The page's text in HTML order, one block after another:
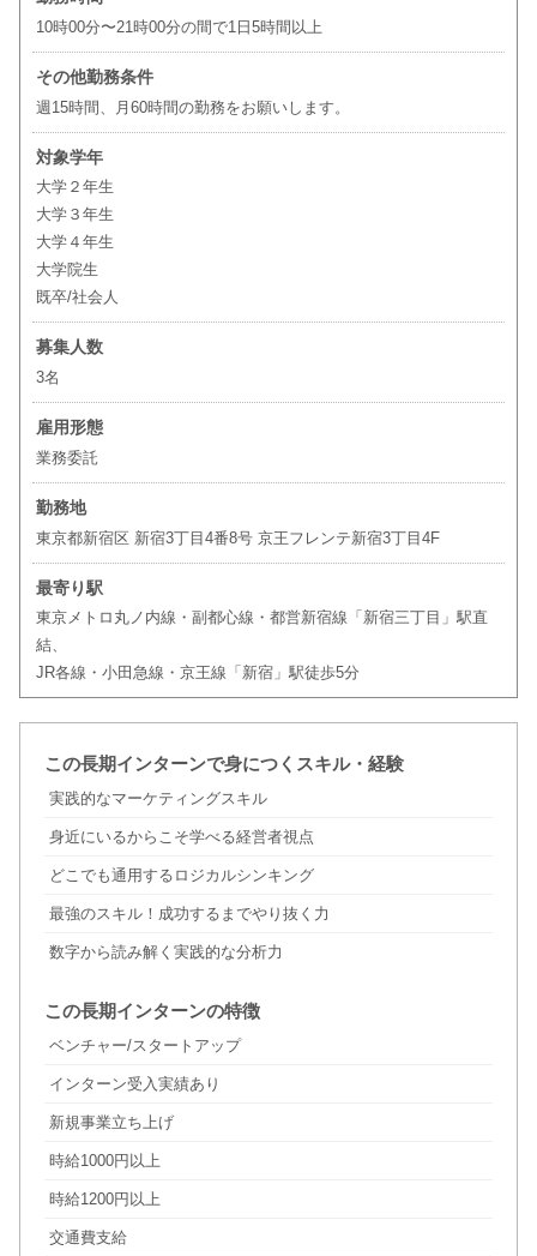
10時00分〜21時00分の間で1日5時間以上
その他勤務条件
週15時間、月60時間の勤務をお願いします。
対象学年
大学２年生
大学３年生
大学４年生
大学院生
既卒/社会人
募集人数
3名
雇用形態
業務委託
勤務地
東京都新宿区 新宿3丁目4番8号 京王フレンテ新宿3丁目4F
最寄り駅
東京メトロ丸ノ内線・副都心線・都営新宿線「新宿三丁目」駅直
結、
JR各線・小田急線・京王線「新宿」駅徒歩5分
この長期インターンで身につくスキル・経験
実践的なマーケティングスキル
身近にいるからこそ学べる経営者視点
どこでも通用するロジカルシンキング
最強のスキル！成功するまでやり抜く力
数字から読み解く実践的な分析力
この長期インターンの特徴
ベンチャー/スタートアップ
インターン受入実績あり
新規事業立ち上げ
時給1000円以上
時給1200円以上
交通費支給